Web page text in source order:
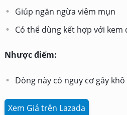
Giúp ngăn ngừa viêm mụn
Có thể dùng kết hợp với kem
Nhược điểm:
Dòng này có nguy cơ gây khô
Xem Giá trên Lazada